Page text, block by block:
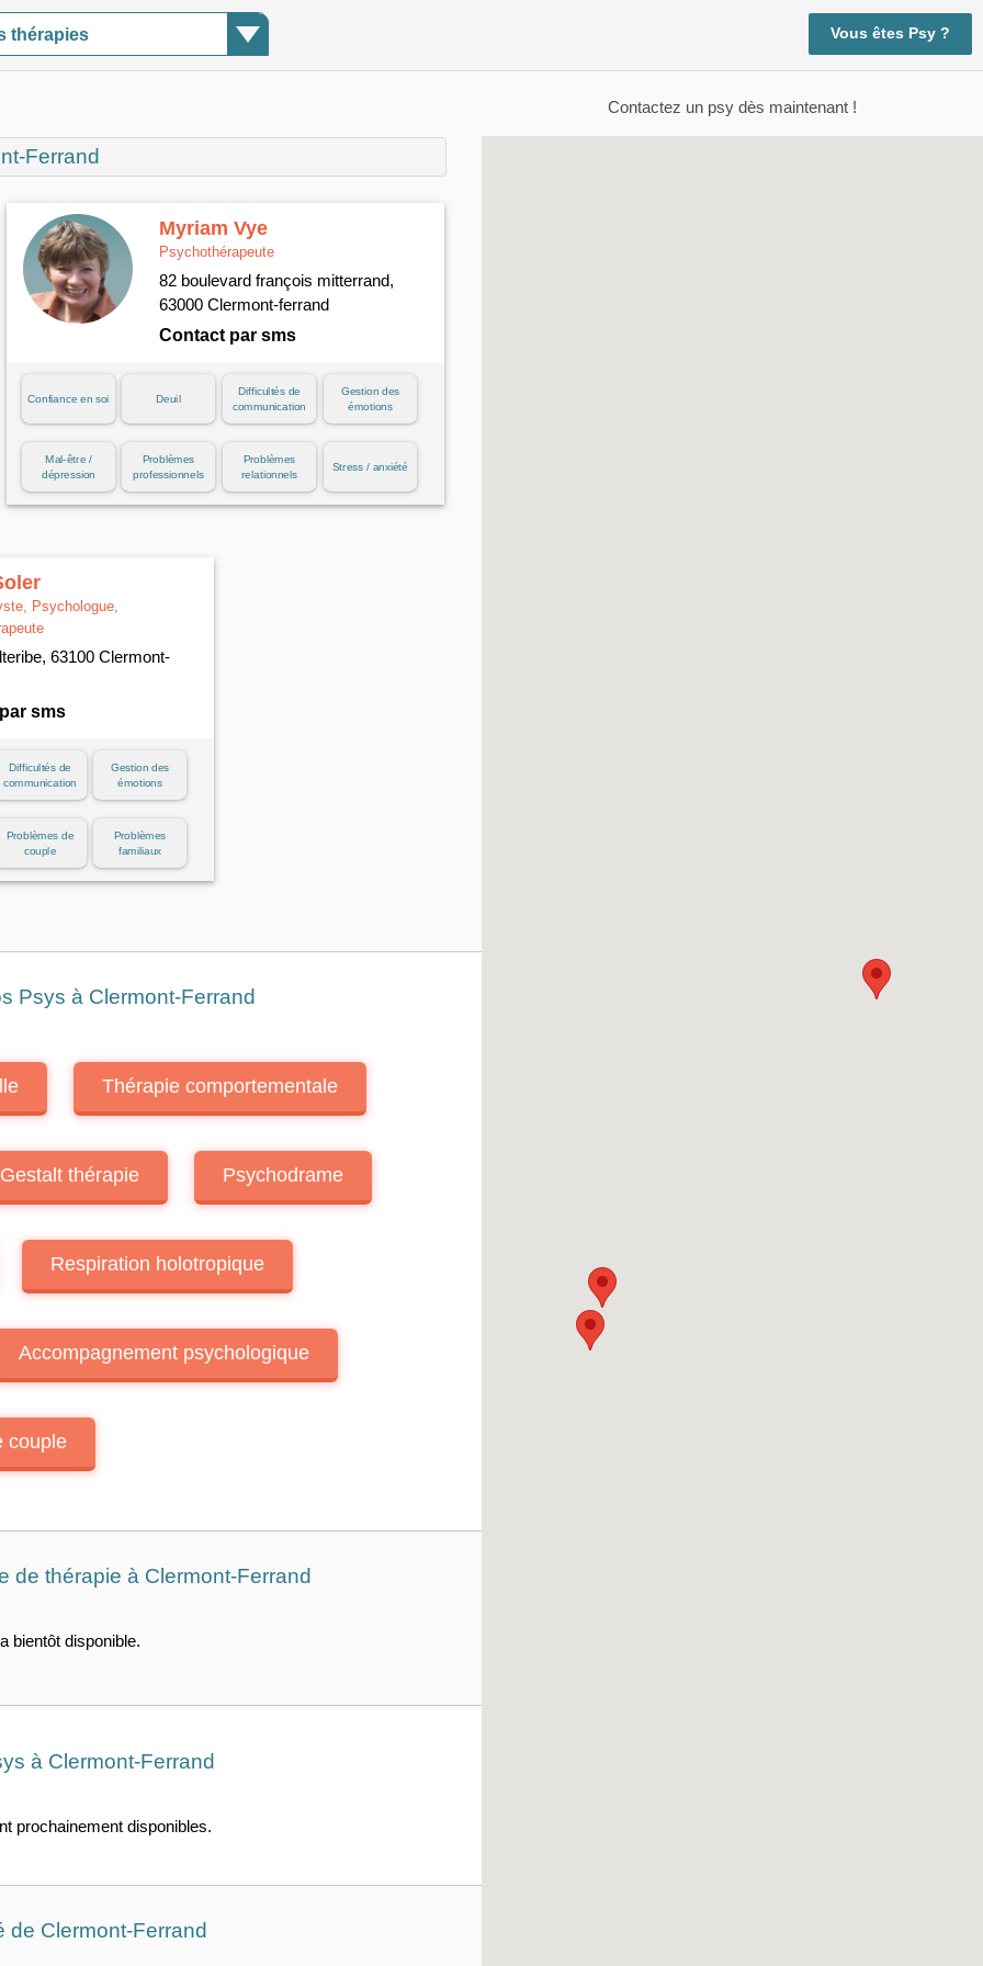
thérapies Vous êtes Psy ?
Ferrand
Myriam Vye
Psychothérapeute
82 boulevard françois mitterrand,
63000 Clermont-ferrand
Contact par sms
Confiance en soi Deuil
Difficultés de
communication
Gestion des
émotions
Mal-être /
dépression
Problèmes
professionnels
Problèmes
relationnels
Stress / anxiété
Psychologue,
63100 Clermont-
sms
Difficultés de
communication
Gestion des
émotions
Problèmes de
couple
Problèmes
familiaux
Psys à Clermont-Ferrand
Thérapie comportementale
Gestalt thérapie Psychodrame
Respiration holotropique
Accompagnement psychologique
couple
de thérapie à Clermont-Ferrand
bientôt disponible.
à Clermont-Ferrand
prochainement disponibles.
de Clermont-Ferrand
Contactez un psy dès maintenant !